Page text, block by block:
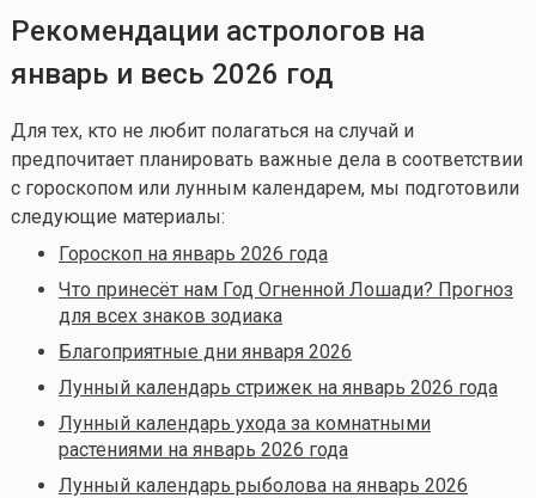
Рекомендации астрологов на
январь и весь 2026 год
Для тех, кто не любит полагаться на случай и
предпочитает планировать важные дела в соответствии
с гороскопом или лунным календарем, мы подготовили
следующие материалы:
Гороскоп на январь 2026 года
Что принесёт нам Год Огненной Лошади? Прогноз
для всех знаков зодиака
Благоприятные дни января 2026
Лунный календарь стрижек на январь 2026 года
Лунный календарь ухода за комнатными
растениями на январь 2026 года
Лунный календарь рыболова на январь 2026